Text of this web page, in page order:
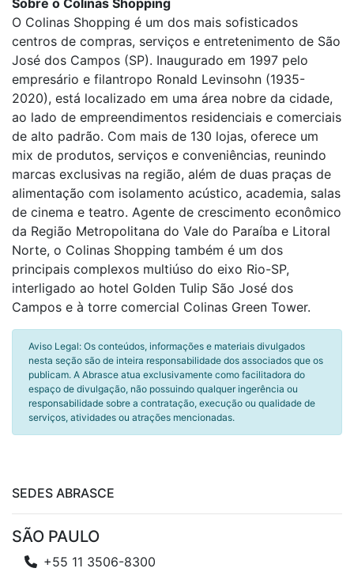
Sobre o Colinas Shopping
O Colinas Shopping é um dos mais sofisticados
centros de compras, serviços e entretenimento de São
José dos Campos (SP). Inaugurado em 1997 pelo
empresário e filantropo Ronald Levinsohn (1935-
2020), está localizado em uma área nobre da cidade,
ao lado de empreendimentos residenciais e comerciais
de alto padrão. Com mais de 130 lojas, oferece um
mix de produtos, serviços e conveniências, reunindo
marcas exclusivas na região, além de duas praças de
alimentação com isolamento acústico, academia, salas
de cinema e teatro. Agente de crescimento econômico
da Região Metropolitana do Vale do Paraíba e Litoral
Norte, o Colinas Shopping também é um dos
principais complexos multiúso do eixo Rio-SP,
interligado ao hotel Golden Tulip São José dos
Campos e à torre comercial Colinas Green Tower.
Aviso Legal: Os conteúdos, informações e materiais divulgados
nesta seção são de inteira responsabilidade dos associados que os
publicam. A Abrasce atua exclusivamente como facilitadora do
espaço de divulgação, não possuindo qualquer ingerência ou
responsabilidade sobre a contratação, execução ou qualidade de
serviços, atividades ou atrações mencionadas.
SEDES ABRASCE
SÃO PAULO
+55 11 3506-8300